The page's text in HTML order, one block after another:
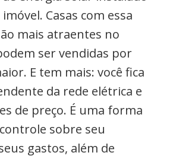
Casas com essa
mais atraentes no
ser vendidas por
E tem mais: você fica
da rede elétrica e
de preço. É uma forma
sobre seu
gastos, além de